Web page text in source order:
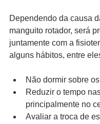
Dependendo da causa
manguito rotador, será
juntamente com a
alguns hábitos, entre
Não dormir sobre
Reduzir o tempo
principalmente no
Avaliar a troca de